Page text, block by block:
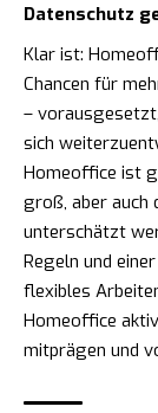
Datenschutz
Klar ist:
Chancen für
–
sich
Homeoffice ist
groß, aber auch
unterschätzt
Regeln und
flexibles
Homeoffice
mitprägen und